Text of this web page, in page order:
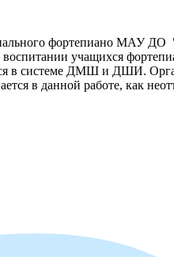
фортепиано МАУ ДО
и воспитании учащихся
в системе ДМШ и ДШИ.
в данной работе, как